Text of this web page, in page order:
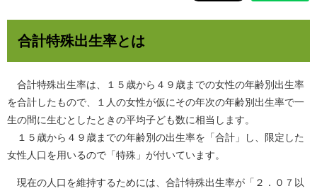
合計特殊出生率とは
合計特殊出生率は、１５歳から４９歳までの女性の年齢別出生率
を合計したもので、１人の女性が仮にその年次の年齢別出生率で一
生の間に生むとしたときの平均子ども数に相当します。
１５歳から４９歳までの年齢別の出生率を「合計」し、限定した
女性人口を用いるので「特殊」が付いています。
現在の人口を維持するためには、合計特殊出生率が「２．０７以